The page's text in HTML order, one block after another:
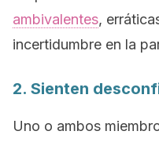
ambivalentes,
incertidumbre en la
2. Sienten
Uno o ambos